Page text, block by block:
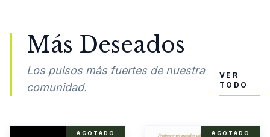
Más Deseados
Los pulsos más fuertes de nuestra
comunidad.
VER
TODO
AGOTADO AGOTADO